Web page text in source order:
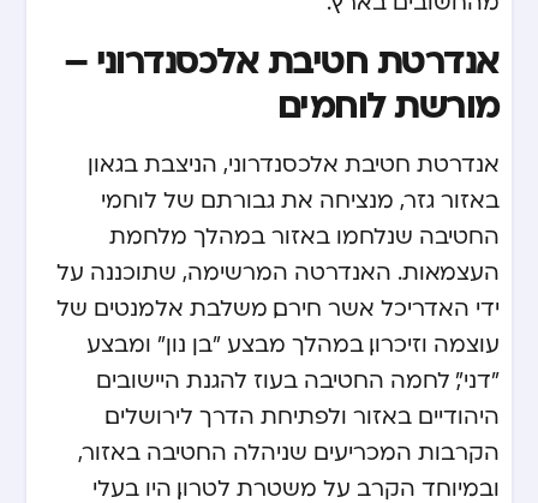
אנדרטת חטיבת אלכסנדרוני –
מורשת לוחמים
אנדרטת חטיבת אלכסנדרוני, הניצבת בגאון
באזור גזר, מנציחה את גבורתם של לוחמי
החטיבה שנלחמו באזור במהלך מלחמת
העצמאות. האנדרטה המרשימה, שתוכננה על
ידי האדריכל אשר חירם, משלבת אלמנטים של
עוצמה וזיכרון. במהלך מבצע "בן נון" ומבצע
"דני", לחמה החטיבה בעוז להגנת היישובים
היהודיים באזור ולפתיחת הדרך לירושלים.
הקרבות המכריעים שניהלה החטיבה באזור,
ובמיוחד הקרב על משטרת לטרון, היו בעלי